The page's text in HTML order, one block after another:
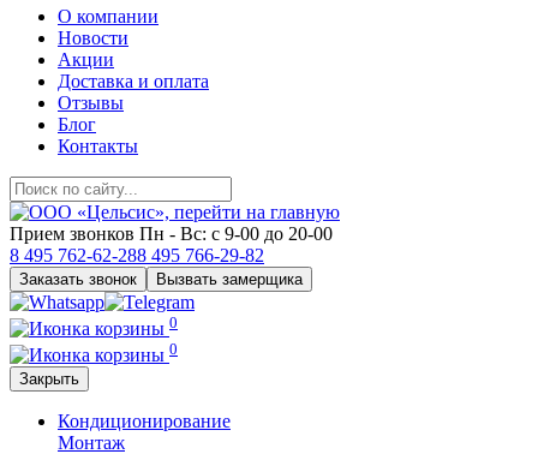
О компании
Новости
Акции
Доставка и оплата
Отзывы
Блог
Контакты
Прием звонков Пн - Вс: с 9-00 до 20-00
8 495 762-62-288 495 766-29-82
Заказать звонок Вызвать замерщика
0
0
Закрыть
Кондиционирование
Монтаж